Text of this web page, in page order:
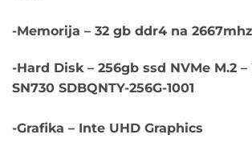
-Memorija – 32 gb ddr4 na 2667mhz
-Hard Disk – 256gb ssd NVMe M.2 –
SN730 SDBQNTY-256G-1001
-Grafika – Inte UHD Graphics